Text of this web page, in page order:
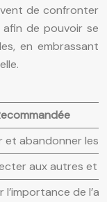
de confronter
de pouvoir se
en embrassant
et abandonner les
aux autres et
l’importance de